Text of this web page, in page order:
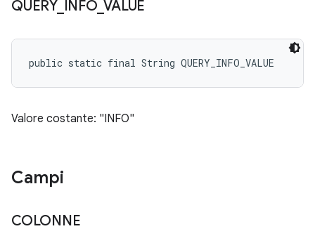
QUERY_ INFO_VALUE
public static final String QUERY_INFO_VALUE
Valore costante: "INFO"
Campi
COLONNE